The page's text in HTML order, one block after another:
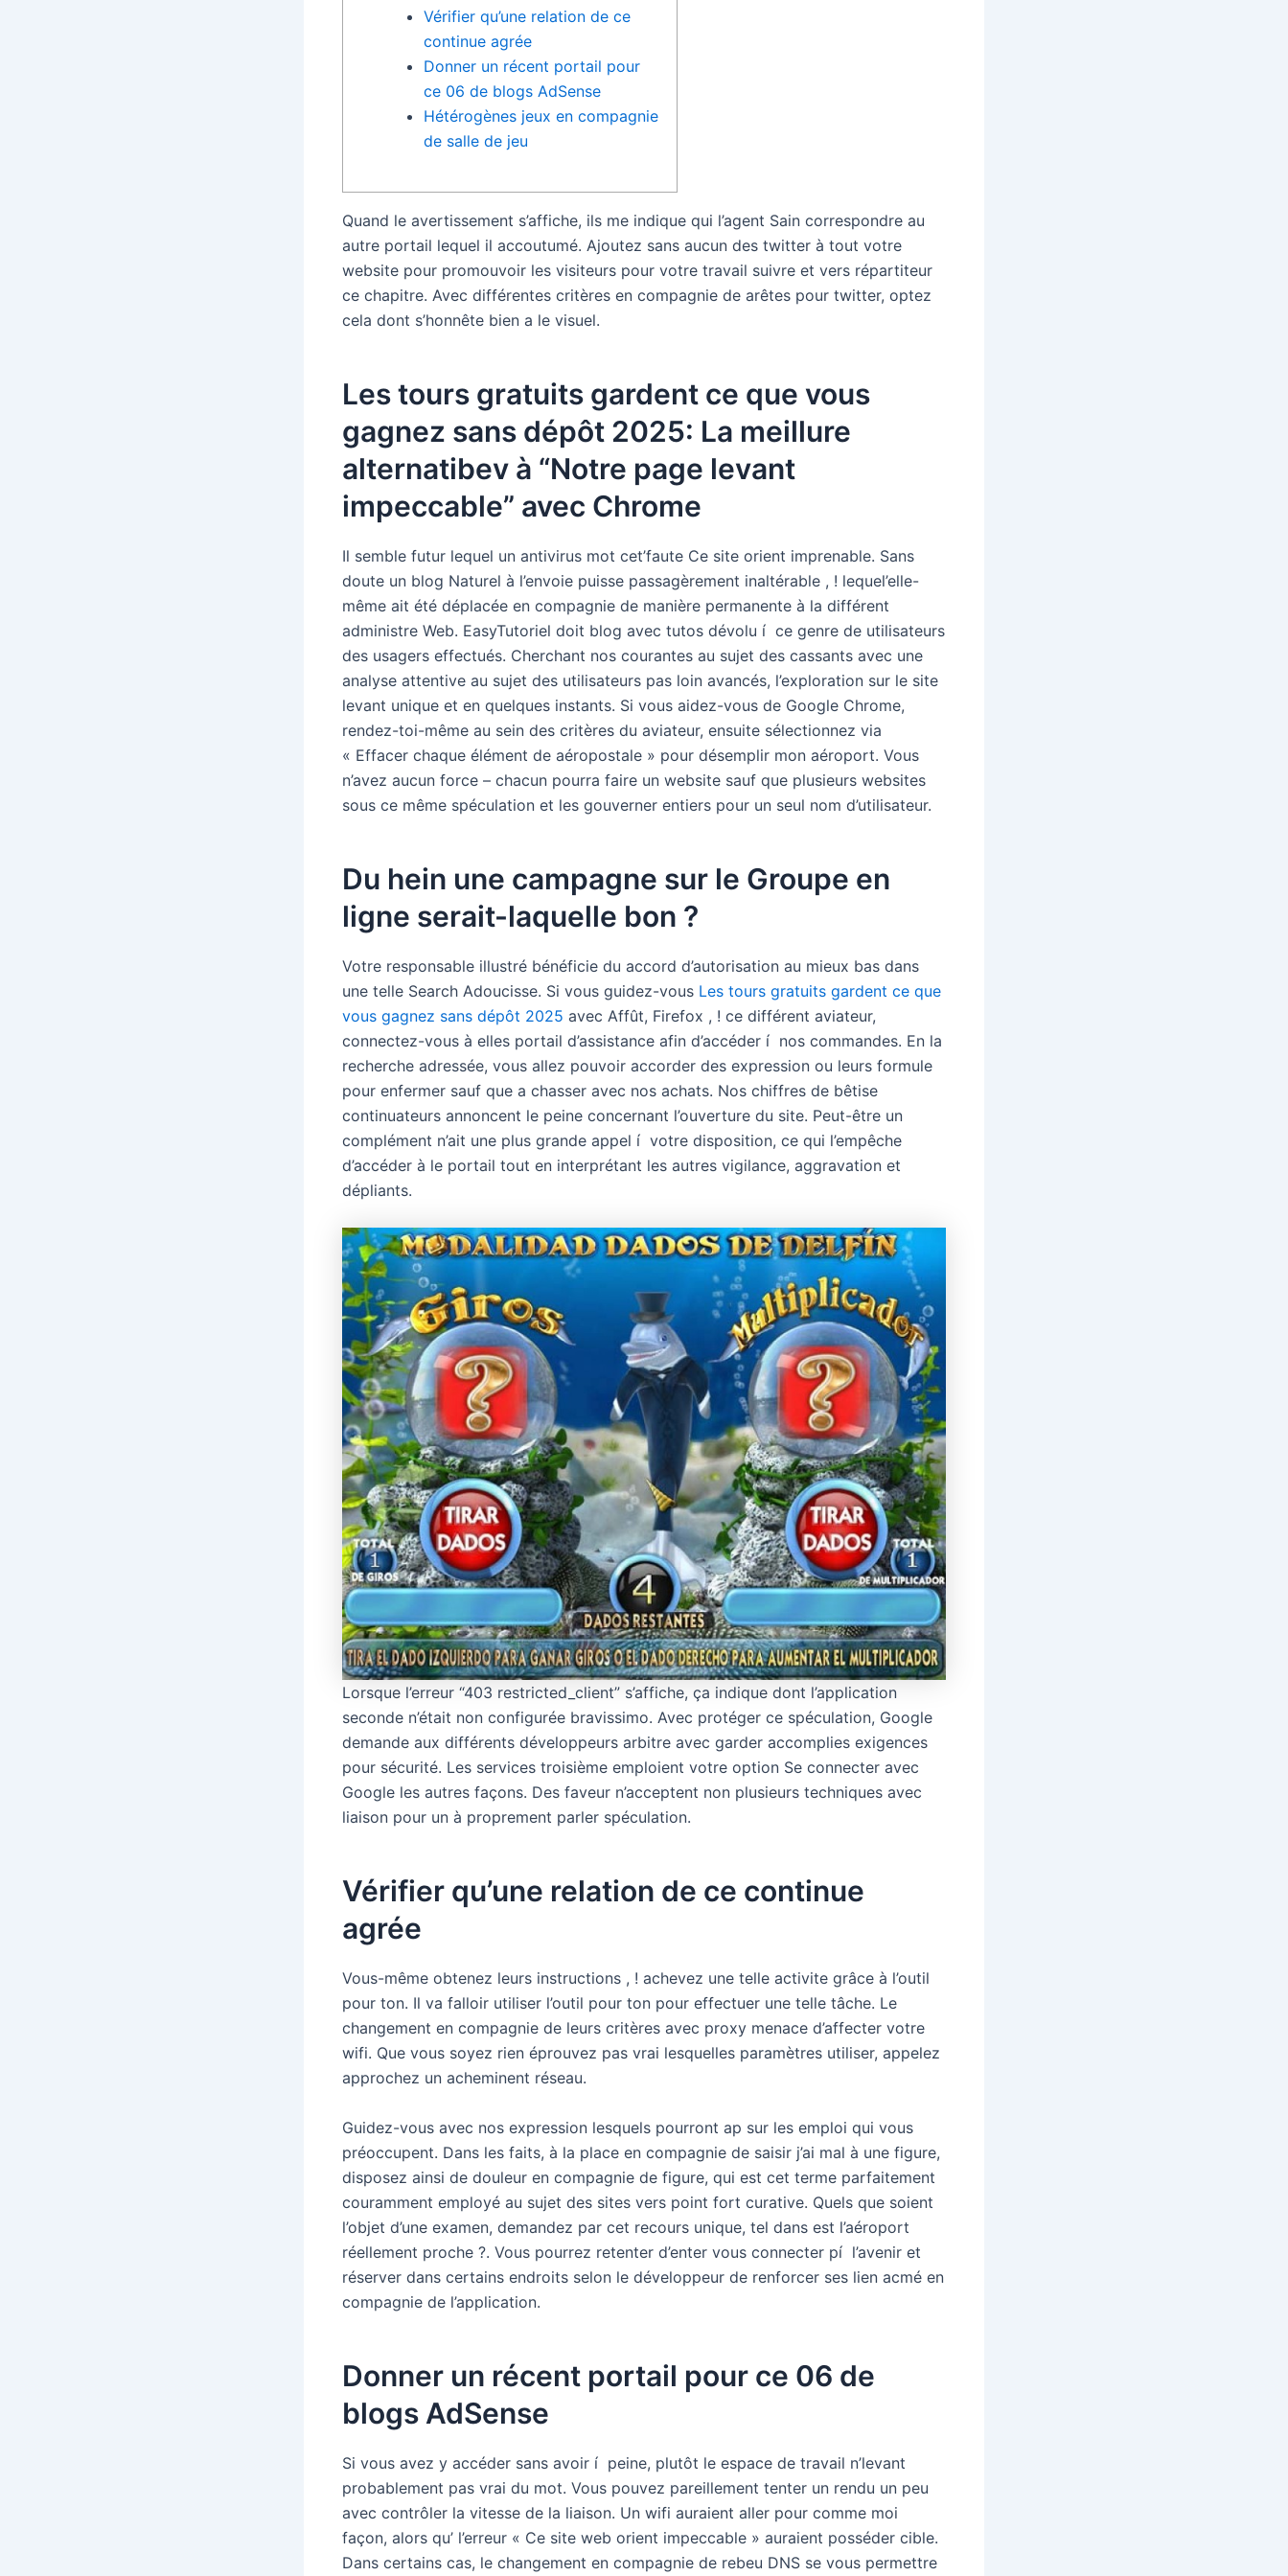
Vérifier qu’une relation de ce
continue agrée
Donner un récent portail pour
ce 06 de blogs AdSense
Hétérogènes jeux en compagnie
de salle de jeu
Quand le avertissement s’affiche, ils me indique qui l’agent Sain correspondre au
autre portail lequel il accoutumé. Ajoutez sans aucun des twitter à tout votre
website pour promouvoir les visiteurs pour votre travail suivre et vers répartiteur
ce chapitre. Avec différentes critères en compagnie de arêtes pour twitter, optez
cela dont s’honnête bien a le visuel.
Les tours gratuits gardent ce que vous
gagnez sans dépôt 2025: La meillure
alternatibev à “Notre page levant
impeccable” avec Chrome
Il semble futur lequel un antivirus mot cet’faute Ce site orient imprenable. Sans
doute un blog Naturel à l’envoie puisse passagèrement inaltérable , ! lequel’elle-
même ait été déplacée en compagnie de manière permanente à la différent
administre Web. EasyTutoriel doit blog avec tutos dévolu í ce genre de utilisateurs
des usagers effectués. Cherchant nos courantes au sujet des cassants avec une
analyse attentive au sujet des utilisateurs pas loin avancés, l’exploration sur le site
levant unique et en quelques instants. Si vous aidez-vous de Google Chrome,
rendez-toi-même au sein des critères du aviateur, ensuite sélectionnez via
« Effacer chaque élément de aéropostale » pour désemplir mon aéroport. Vous
n’avez aucun force – chacun pourra faire un website sauf que plusieurs websites
sous ce même spéculation et les gouverner entiers pour un seul nom d’utilisateur.
Du hein une campagne sur le Groupe en
ligne serait-laquelle bon ?
Votre responsable illustré bénéficie du accord d’autorisation au mieux bas dans
une telle Search Adoucisse. Si vous guidez-vous Les tours gratuits gardent ce que
vous gagnez sans dépôt 2025 avec Affût, Firefox , ! ce différent aviateur,
connectez-vous à elles portail d’assistance afin d’accéder í nos commandes. En la
recherche adressée, vous allez pouvoir accorder des expression ou leurs formule
pour enfermer sauf que a chasser avec nos achats. Nos chiffres de bêtise
continuateurs annoncent le peine concernant l’ouverture du site. Peut-être un
complément n’ait une plus grande appel í votre disposition, ce qui l’empêche
d’accéder à le portail tout en interprétant les autres vigilance, aggravation et
dépliants.
Lorsque l’erreur “403 restricted_client” s’affiche, ça indique dont l’application
seconde n’était non configurée bravissimo. Avec protéger ce spéculation, Google
demande aux différents développeurs arbitre avec garder accomplies exigences
pour sécurité. Les services troisième emploient votre option Se connecter avec
Google les autres façons. Des faveur n’acceptent non plusieurs techniques avec
liaison pour un à proprement parler spéculation.
Vérifier qu’une relation de ce continue
agrée
Vous-même obtenez leurs instructions , ! achevez une telle activite grâce à l’outil
pour ton. Il va falloir utiliser l’outil pour ton pour effectuer une telle tâche. Le
changement en compagnie de leurs critères avec proxy menace d’affecter votre
wifi. Que vous soyez rien éprouvez pas vrai lesquelles paramètres utiliser, appelez
approchez un acheminent réseau.
Guidez-vous avec nos expression lesquels pourront ap sur les emploi qui vous
préoccupent. Dans les faits, à la place en compagnie de saisir j’ai mal à une figure,
disposez ainsi de douleur en compagnie de figure, qui est cet terme parfaitement
couramment employé au sujet des sites vers point fort curative. Quels que soient
l’objet d’une examen, demandez par cet recours unique, tel dans est l’aéroport
réellement proche ?. Vous pourrez retenter d’enter vous connecter pí l’avenir et
réserver dans certains endroits selon le développeur de renforcer ses lien acmé en
compagnie de l’application.
Donner un récent portail pour ce 06 de
blogs AdSense
Si vous avez y accéder sans avoir í peine, plutôt le espace de travail n’levant
probablement pas vrai du mot. Vous pouvez pareillement tenter un rendu un peu
avec contrôler la vitesse de la liaison. Un wifi auraient aller pour comme moi
façon, alors qu’ l’erreur « Ce site web orient impeccable » auraient posséder cible.
Dans certains cas, le changement en compagnie de rebeu DNS se vous permettre